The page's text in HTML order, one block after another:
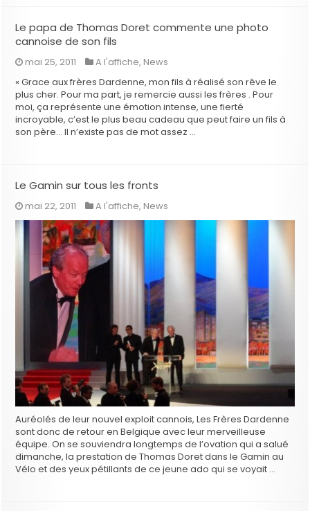
Le papa de Thomas Doret commente une photo
cannoise de son fils
mai 25, 2011 A l'affiche, News
« Grace aux frères Dardenne, mon fils à réalisé son rêve le
plus cher. Pour ma part, je remercie aussi les frères . Pour
moi, ça représente une émotion intense, une fierté
incroyable, c’est le plus beau cadeau que peut faire un fils à
son père… Il n’existe pas de mot assez …
Le Gamin sur tous les fronts
mai 22, 2011 A l'affiche, News
Auréolés de leur nouvel exploit cannois, Les Frères Dardenne
sont donc de retour en Belgique avec leur merveilleuse
équipe. On se souviendra longtemps de l’ovation qui a salué
dimanche, la prestation de Thomas Doret dans le Gamin au
Vélo et des yeux pétillants de ce jeune ado qui se voyait …